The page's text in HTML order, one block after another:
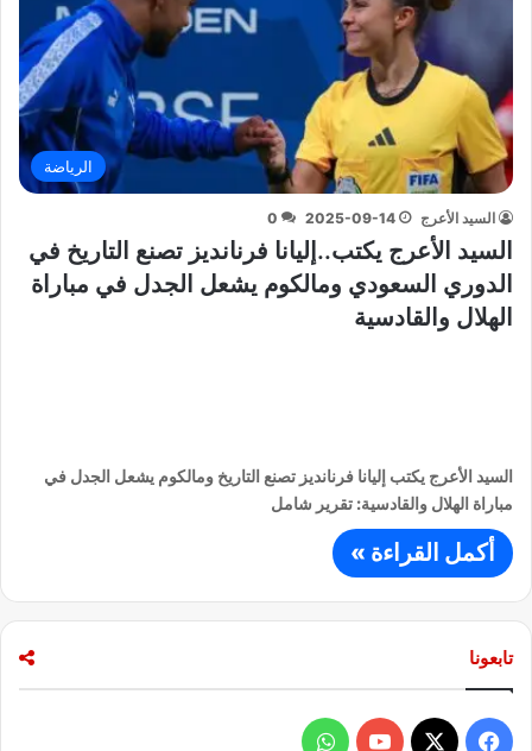
الرياضة
السيد الأعرج 2025-09-14
0
السيد الأعرج يكتب..إليانا فرنانديز تصنع التاريخ في
الدوري السعودي ومالكوم يشعل الجدل في مباراة
الهلال والقادسية
السيد الأعرج يكتب إليانا فرنانديز تصنع التاريخ ومالكوم يشعل الجدل في
مباراة الهلال والقادسية: تقرير شامل
أكمل القراءة »
تابعونا